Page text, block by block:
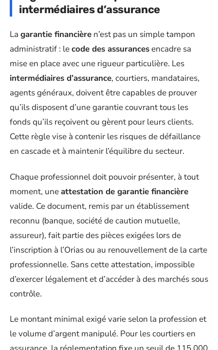
intermédiaires d’assurance
La garantie financière n’est pas un simple tampon
administratif : lecode des assurancesencadre sa
mise en place avec une rigueur particulière. Les
intermédiaires d’assurance, courtiers, mandataires,
agents généraux, doivent être capables de prouver
qu’ils disposent d’une garantie couvrant tous les
fonds qu’ils reçoivent ou gèrent pour leurs clients.
Cette règle vise à contenir les risques de défaillance
en cascade et à maintenir l’équilibre du secteur.
Chaque professionnel doit pouvoir présenter, à tout
moment, uneattestation de garantie financière
valide. Ce document, remis par un établissement
reconnu (banque, société de caution mutuelle,
assureur), fait partie des pièces exigées lors de
l’inscription à l’Orias ou au renouvellement de la carte
professionnelle. Sans cette attestation, impossible
d’exercer légalement et d’accéder à des marchés sous
contrôle.
Le montant minimal exigé varie selon la profession et
le volume d’argent manipulé. Pour les courtiers en